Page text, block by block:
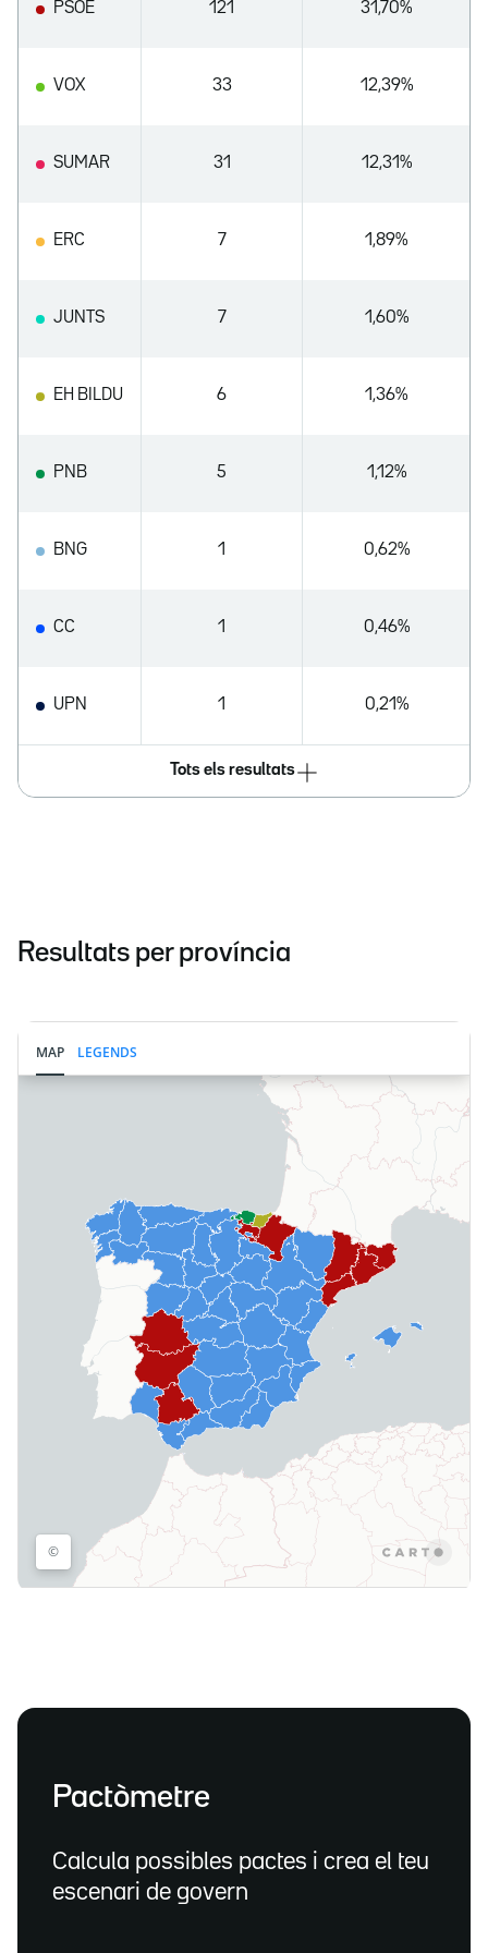
PSOE 121 31,70%
VOX 33 12,39%
SUMAR 31 12,31%
ERC 7 1,89%
JUNTS 7 1,60%
EH BILDU 6 1,36%
PNB 5 1,12%
BNG 1 0,62%
CC 1 0,46%
UPN 1 0,21%
Tots els resultats
Resultats per província
Pactòmetre
Calcula possibles pactes i crea el teu
escenari de govern